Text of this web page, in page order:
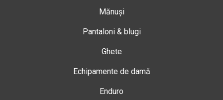
Mănuși
Pantaloni & blugi
Ghete
Echipamente de damă
Enduro